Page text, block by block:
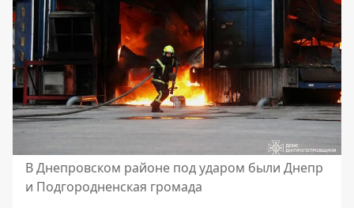
В Днепровском районе под ударом были Днепр
и Подгородненская громада